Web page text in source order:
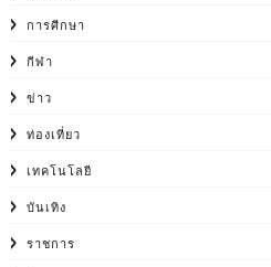
การศีกษา
กีฬา
ข่าว
ท่องเที่ยว
เทคโนโลยี
บันเทิง
ราชการ